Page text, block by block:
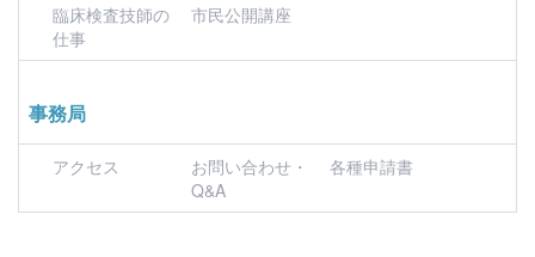
臨床検査技師の
仕事
市民公開講座
事務局
アクセス
お問い合わせ・
Q&A
各種申請書